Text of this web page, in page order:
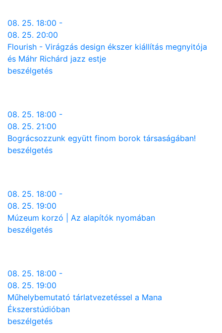
08. 25. 18:00 -
08. 25. 20:00
Flourish - Virágzás design ékszer kiállítás megnyitója
és Máhr Richárd jazz estje
beszélgetés
08. 25. 18:00 -
08. 25. 21:00
Bográcsozzunk együtt finom borok társaságában!
beszélgetés
08. 25. 18:00 -
08. 25. 19:00
Múzeum korzó | Az alapítók nyomában
beszélgetés
08. 25. 18:00 -
08. 25. 19:00
Műhelybemutató tárlatvezetéssel a Mana
Ékszerstúdióban
beszélgetés